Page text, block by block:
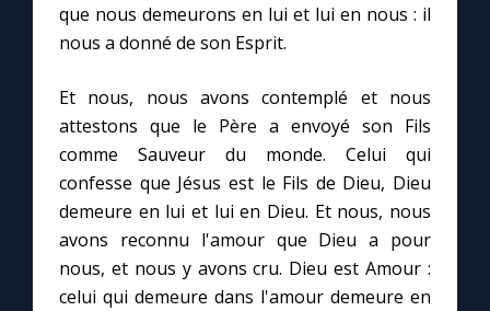
Marie de Nazareth
que nous demeurons en lui et lui en nous : il
nous a donné de son Esprit.
Et nous, nous avons contemplé et nous
attestons que le Père a envoyé son Fils
comme Sauveur du monde. Celui qui
confesse que Jésus est le Fils de Dieu, Dieu
demeure en lui et lui en Dieu. Et nous, nous
avons reconnu l'amour que Dieu a pour
nous, et nous y avons cru. Dieu est Amour :
celui qui demeure dans l'amour demeure en